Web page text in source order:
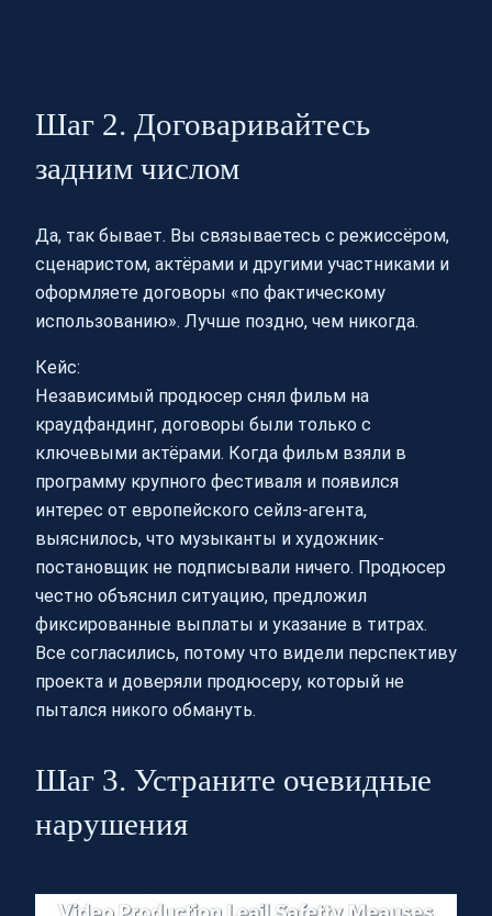
Шаг 2. Договаривайтесь
задним числом
Да, так бывает. Вы связываетесь с режиссёром,
сценаристом, актёрами и другими участниками и
оформляете договоры «по фактическому
использованию». Лучше поздно, чем никогда.
Кейс:
Независимый продюсер снял фильм на
краудфандинг, договоры были только с
ключевыми актёрами. Когда фильм взяли в
программу крупного фестиваля и появился
интерес от европейского сейлз-агента,
выяснилось, что музыканты и художник-
постановщик не подписывали ничего. Продюсер
честно объяснил ситуацию, предложил
фиксированные выплаты и указание в титрах.
Все согласились, потому что видели перспективу
проекта и доверяли продюсеру, который не
пытался никого обмануть.
Шаг 3. Устраните очевидные
нарушения